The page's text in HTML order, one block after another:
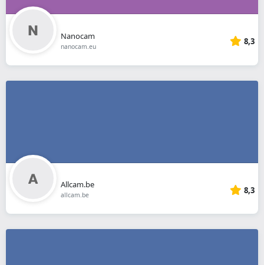
Nanocam
nanocam.eu 8,3
Allcam.be
allcam.be 8,3